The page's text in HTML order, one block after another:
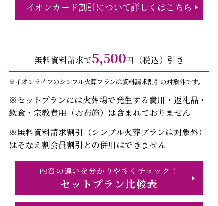
イオンカード割引について詳しくはこちら
無料資料請求で5,500円（税込）引き
※イオンライフのシンプル火葬プランは資料請求割引の対象外です。
※セットプランには火葬場で発生する費用・返礼品・
飲食・宗教費用（お布施）は含まれておりません
※無料資料請求割引（シンプル火葬プランは対象外）
はそなえ割会員割引との併用はできません
内容の違いを分かりやすくチェック！
セットプラン比較表